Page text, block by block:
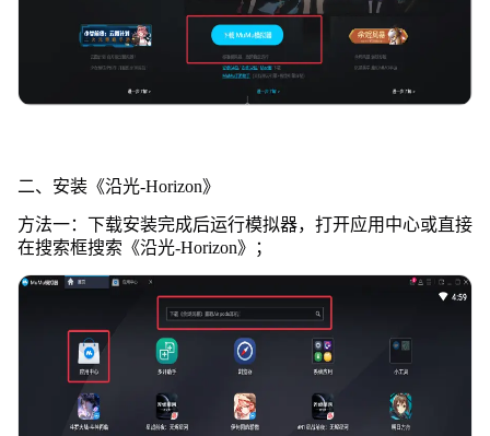
二、安装《沿光-Horizon》
方法一：下载安装完成后运行模拟器，打开应用中心或直接
在搜索框搜索《沿光-Horizon》；